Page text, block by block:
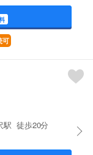
可
駅 徒歩20分